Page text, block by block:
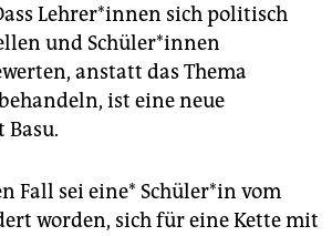
Leh­re­r*in­nen sich politisch
und Schü­le­r*in­nen
anstatt das Thema
ist eine neue
Basu.
Fall sei eine* Schü­le­r*in vom
worden, sich für eine Kette mit